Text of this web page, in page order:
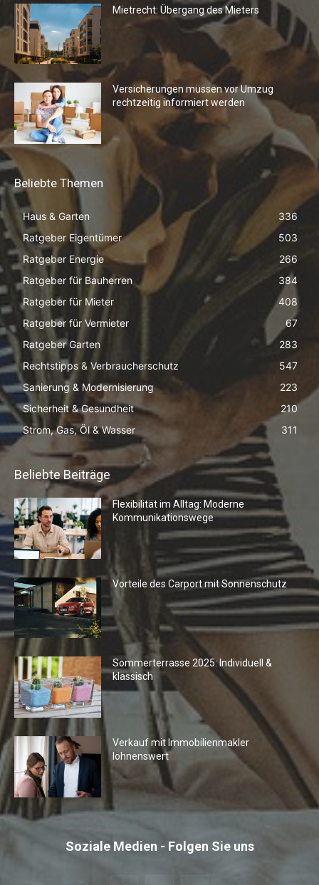
Mietrecht: Übergang des Mieters
Versicherungen müssen vor Umzug
rechtzeitig informiert werden
Beliebte Themen
Haus & Garten
336
Ratgeber Eigentümer
503
Ratgeber Energie
266
Ratgeber für Bauherren
384
Ratgeber für Mieter
408
Ratgeber für Vermieter
67
Ratgeber Garten
283
Rechtstipps & Verbraucherschutz
547
Sanierung & Modernisierung
223
Sicherheit & Gesundheit
210
Strom, Gas, Öl & Wasser
311
Beliebte Beiträge
Flexibilität im Alltag: Moderne
Kommunikationswege
Vorteile des Carport mit Sonnenschutz
Sommerterrasse 2025: Individuell &
klassisch
Verkauf mit Immobilienmakler
lohnenswert
Soziale Medien - Folgen Sie uns